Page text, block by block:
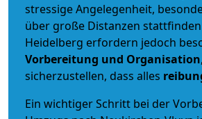
stressige Angelegenheit,
über große Distanzen
Heidelberg erfordern jedoch
Vorbereitung und Organisation
sicherzustellen, dass alles
Ein wichtiger Schritt bei der